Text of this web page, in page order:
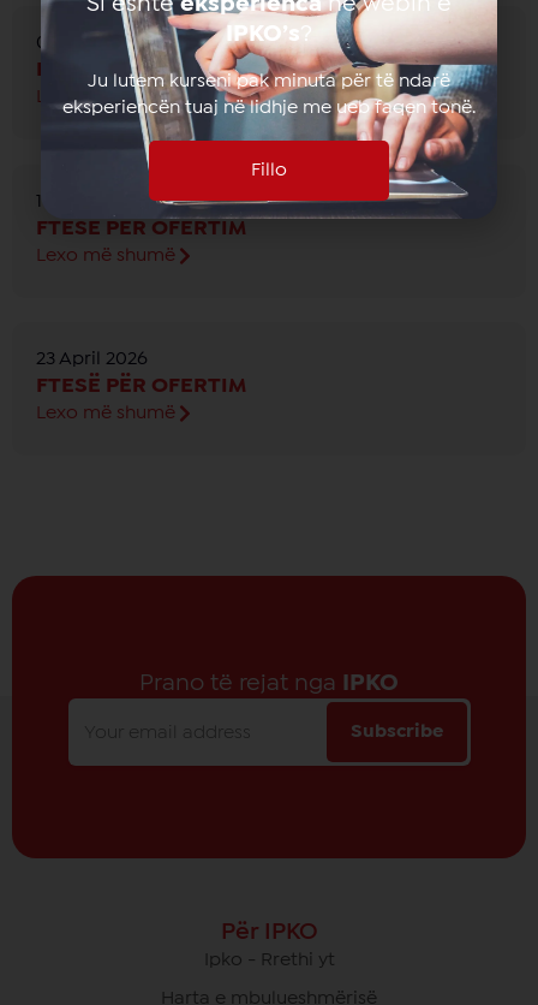
04 June 2026
FTESË PËR OFERTIM
Lexo më shumë
19 May 2026
FTESË PËR OFERTIM
Lexo më shumë
23 April 2026
FTESË PËR OFERTIM
Lexo më shumë
Prano të rejat nga IPKO
Subscribe
Për IPKO
Ipko - Rrethi yt
Harta e mbulueshmërisë
IPKO’s?
Ju lutem kurseni pak minuta për të ndarë
eksperiencën tuaj në lidhje me ueb faqen tonë.
Fillo